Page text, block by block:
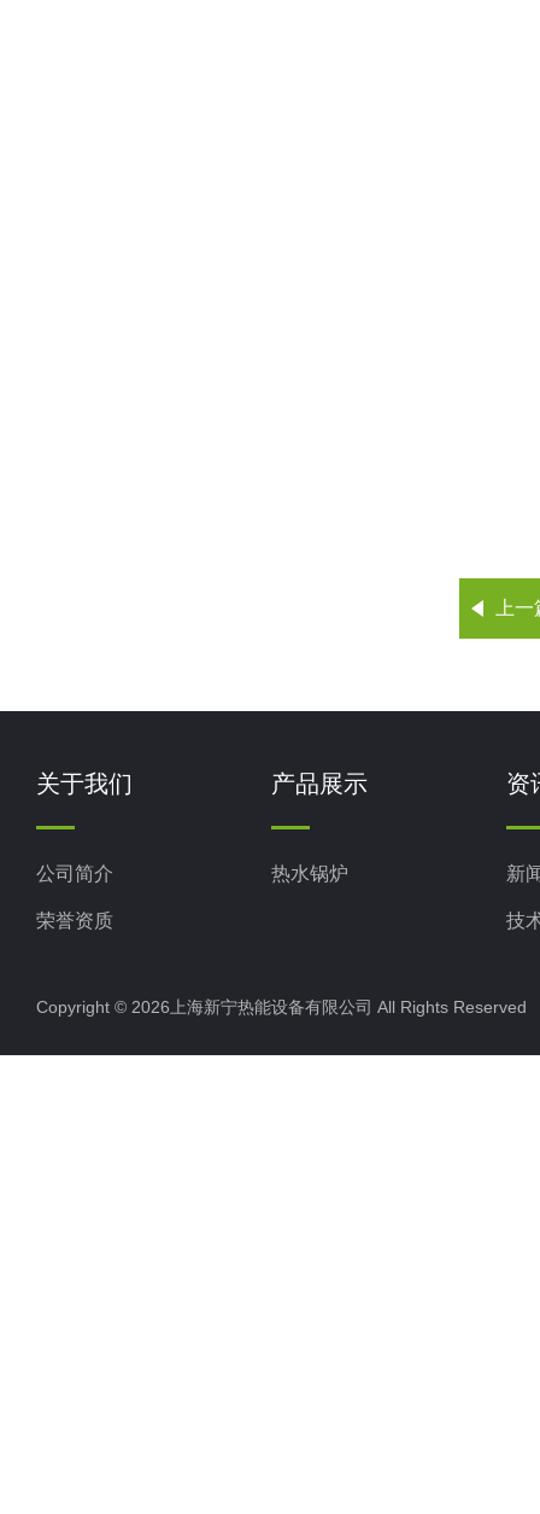
上
关于我们
公司简介
荣誉资质
产品展示
热水锅炉
资
新
技
Copyright © 2026上海新宁热能设备有限公司 All Rights